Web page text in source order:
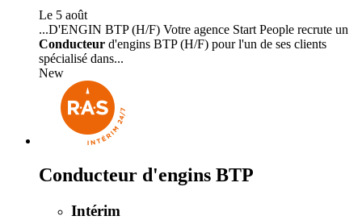
Le 5 août
...D'ENGIN BTP (H/F) Votre agence Start People recrute un
Conducteur d'engins BTP (H/F) pour l'un de ses clients
spécialisé dans...
New
Conducteur d'engins BTP
Intérim